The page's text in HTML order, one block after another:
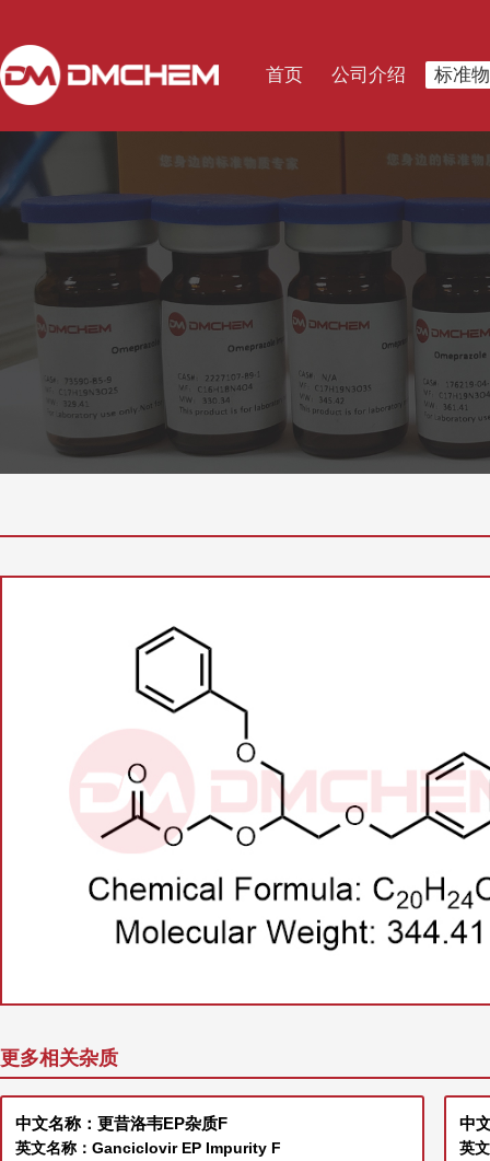
首页 公司介绍 标准
更多相关杂质
中文名称：更昔洛韦EP杂质F
英文名称：Ganciclovir EP Impurity F
中
英